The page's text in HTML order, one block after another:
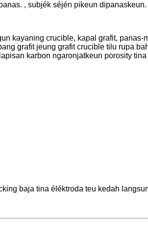
, subjék séjén pikeun dipanaskeun.
kayaning crucible, kapal grafit, panas-
grafit jeung grafit crucible tilu rupa
karbon ngaronjatkeun porosity tina
baja tina éléktroda teu kedah